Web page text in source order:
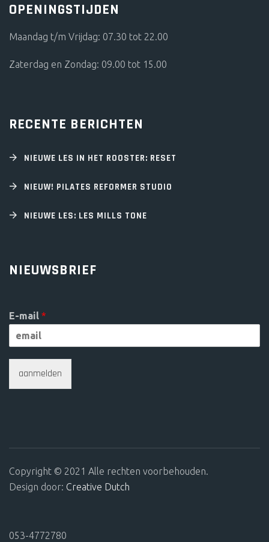
OPENINGSTIJDEN
Maandag t/m Vrijdag: 07.30 tot 22.00
Zaterdag en Zondag: 09.00 tot 15.00
RECENTE BERICHTEN
NIEUWE LES IN HET ROOSTER: RESET
NIEUW! PILATES REFORMER STUDIO
NIEUWE LES: LES MILLS TONE
NIEUWSBRIEF
E-mail *
aanmelden
Copyright © 2021 Alle rechten voorbehouden.
Design door: Creative Dutch
053-4772780